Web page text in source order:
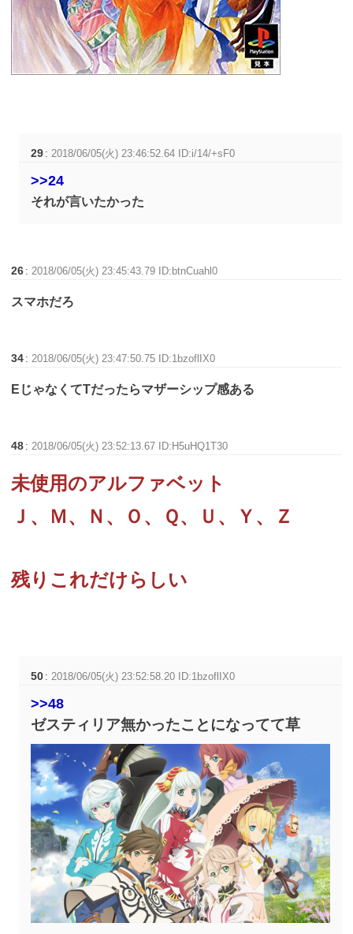
29 :2018/06/05(火) 23:46:52.64 ID:i/14/+sF0
>>24
それが言いたかった
26 : 2018/06/05(火) 23:45:43.79 ID:btnCuahl0
スマホだろ
34 : 2018/06/05(火) 23:47:50.75 ID:1bzoflIX0
EじゃなくてTだったらマザーシップ感ある
48 : 2018/06/05(火) 23:52:13.67 ID:H5uHQ1T30
未使用のアルファベット
Ｊ、Ｍ、Ｎ、Ｏ、Ｑ、Ｕ、Ｙ、Ｚ
残りこれだけらしい
50 :2018/06/05(火) 23:52:58.20 ID:1bzoflIX0
>>48
ゼスティリア無かったことになってて草